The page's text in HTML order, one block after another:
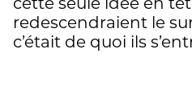
redescendraient le
c’était de quoi ils